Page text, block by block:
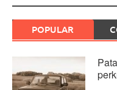
POPULAR